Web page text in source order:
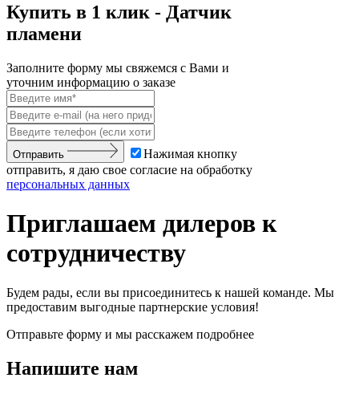
Купить в 1 клик - Датчик
пламени
Заполните форму мы свяжемся с Вами и
уточним информацию о заказе
Отправить
Нажимая кнопку
отправить, я даю свое согласие на обработку
персональных данных
Приглашаем дилеров к
сотрудничеству
Будем рады, если вы присоединитесь к нашей команде. Мы
предоставим выгодные партнерские условия!
Отправьте форму и мы расскажем подробнее
Напишите нам